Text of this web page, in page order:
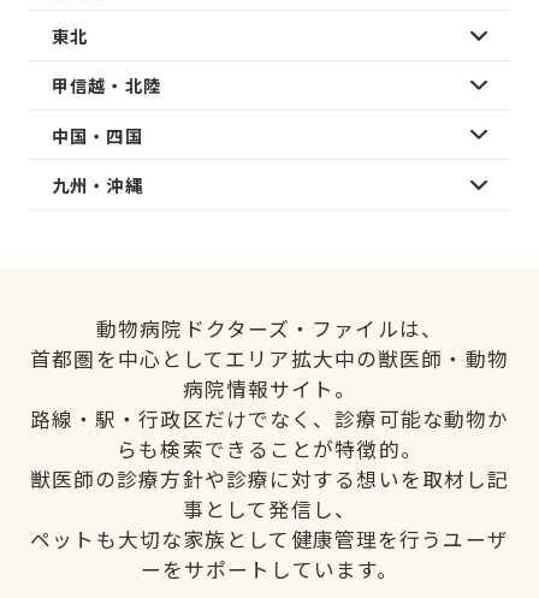
東北
甲信越・北陸
中国・四国
九州・沖縄
動物病院ドクターズ・ファイルは、
首都圏を中心としてエリア拡大中の獣医師・動物
病院情報サイト。
路線・駅・行政区だけでなく、診療可能な動物か
らも検索できることが特徴的。
獣医師の診療方針や診療に対する想いを取材し記
事として発信し、
ペットも大切な家族として健康管理を行うユーザ
ーをサポートしています。